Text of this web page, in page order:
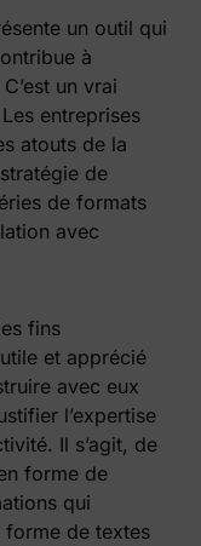
un outil qui
à
C’est un vrai
entreprises
atouts de la
de
de formats
avec
fins
et apprécié
avec eux
l’expertise
Il s’agit, de
forme de
qui
forme de textes